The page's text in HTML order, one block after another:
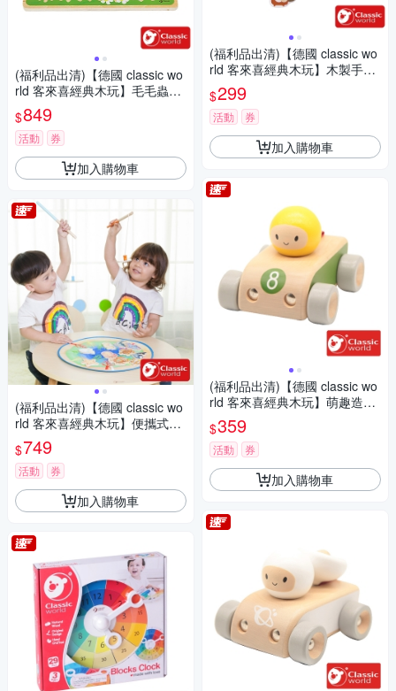
(福利品出清)【德國 classic wo
rld 客來喜經典木玩】毛毛蟲導
航遊戲《2797》
$849
活動 券
加入購物車
(福利品出清)【德國 classic wo
rld 客來喜經典木玩】便攜式釣
魚套裝組
$749
活動 券
加入購物車
(福利品出清)【德國 classic wo
rld 客來喜經典木玩】木製手抓
板-活力森林《3618》
$299
活動 券
加入購物車
(福利品出清)【德國 classic wo
rld 客來喜經典木玩】萌趣造型
車-賽車 53580
$359
活動 券
加入購物車